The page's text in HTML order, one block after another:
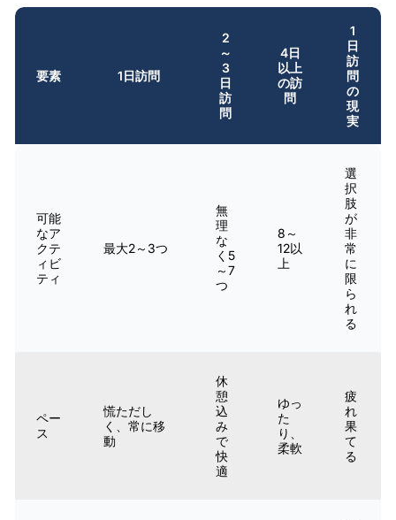
要素 1日訪問
2
～
3
日
訪
問
4日
以上
の訪
問
1
日
訪
問
の
現
実
可能
なア
クテ
ィビ
ティ
最大2～3つ
無
理
な
く5
～7
つ
8～
12以
上
選
択
肢
が
非
常
に
限
ら
れ
る
ペー
ス
慌ただし
く、常に移
動
休
憩
込
み
で
快
適
ゆっ
た
り、
柔軟
疲
れ
果
て
る